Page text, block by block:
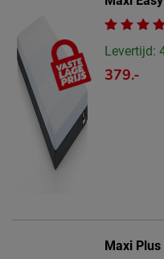
Levertijd:
379.-
Maxi